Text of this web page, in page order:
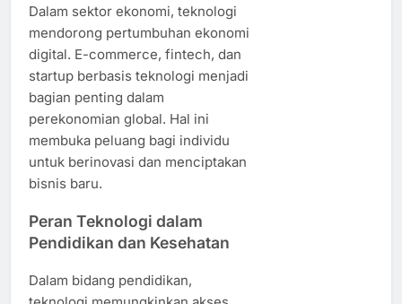
Dalam sektor ekonomi, teknologi
mendorong pertumbuhan ekonomi
digital. E-commerce, fintech, dan
startup berbasis teknologi menjadi
bagian penting dalam
perekonomian global. Hal ini
membuka peluang bagi individu
untuk berinovasi dan menciptakan
bisnis baru.
Peran Teknologi dalam
Pendidikan dan Kesehatan
Dalam bidang pendidikan,